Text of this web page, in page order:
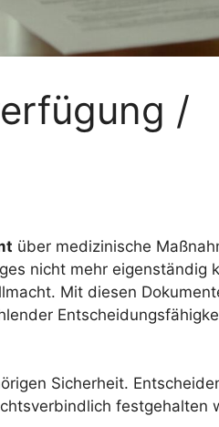
/
über medizinische
nicht mehr eigenständig
Mit diesen
Sicherheit.
festgehalten